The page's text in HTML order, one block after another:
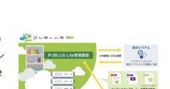
ネス イベント 信用情報
業界